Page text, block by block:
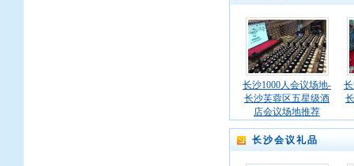
长沙1000人会议场地-
长沙芙蓉区五星级酒
店会议场地推荐
长沙会议礼品